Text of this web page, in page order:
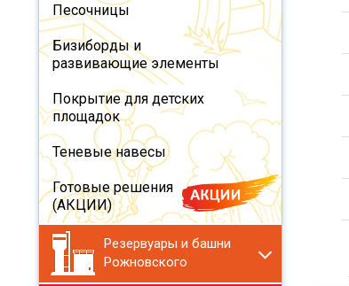
Песочницы
Бизиборды и
развивающие элементы
Покрытие для детских
площадок
Теневые навесы
Готовые решения
(АКЦИИ)
Резервуары и башни
Рожновского